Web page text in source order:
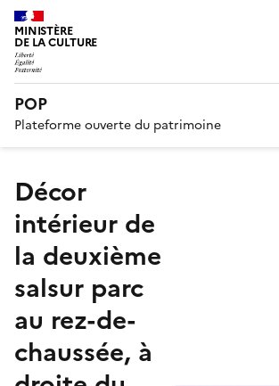
MINISTÈRE
DE LA CULTURE
POP
Plateforme ouverte du patrimoine
Décor
intérieur de
la deuxième
salsur parc
au rez-de-
chaussée, à